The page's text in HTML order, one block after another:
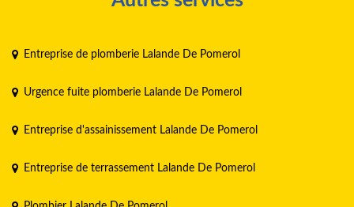
Entreprise de plomberie Lalande De Pomerol
Urgence fuite plomberie Lalande De Pomerol
Entreprise d'assainissement Lalande De Pomerol
Entreprise de terrassement Lalande De Pomerol